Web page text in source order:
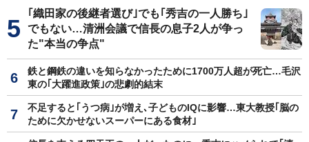
｢織田家の後継者選び｣でも｢秀吉の一人勝ち｣
でもない…清洲会議で信長の息子2人が争っ
た"本当の争点"
鉄と鋼鉄の違いを知らなかったために1700万人超が死亡…毛沢
東の｢大躍進政策｣の悲劇的結末
不足すると｢うつ病｣が増え､子どものIQに影響…東大教授｢脳の
ために欠かせないスーパーにある食材｣